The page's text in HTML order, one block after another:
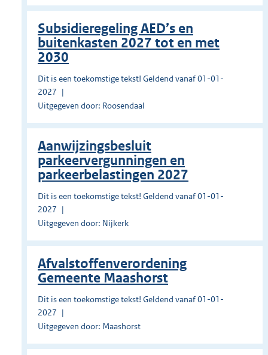
Subsidieregeling AED’s en
buitenkasten 2027 tot en met
2030
Dit is een toekomstige tekst! Geldend vanaf 01-01-
2027
Uitgegeven door: Roosendaal
Aanwijzingsbesluit
parkeervergunningen en
parkeerbelastingen 2027
Dit is een toekomstige tekst! Geldend vanaf 01-01-
2027
Uitgegeven door: Nijkerk
Afvalstoffenverordening
Gemeente Maashorst
Dit is een toekomstige tekst! Geldend vanaf 01-01-
2027
Uitgegeven door: Maashorst